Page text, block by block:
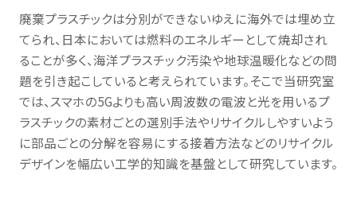
受験生 在学生・保証人
卒業生 企業・研究者
一般
廃棄プラスチックは分別ができないゆえに海外では埋め立
てられ、日本においては燃料のエネルギーとして焼却され
ることが多く、海洋プラスチック汚染や地球温暖化などの問
題を引き起こしていると考えられています。そこで当研究室
では、スマホの5Gよりも高い周波数の電波と光を用いるプ
ラスチックの素材ごとの選別手法やリサイクルしやすいよう
に部品ごとの分解を容易にする接着方法などのリサイクル
デザインを幅広い工学的知識を基盤として研究しています。